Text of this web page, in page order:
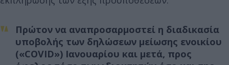
Πρώτον να αναπροσαρμοστεί η διαδικασία
υποβολής των δηλώσεων μείωσης ενοικίου
(«COVID») Ιανουαρίου και μετά, προς